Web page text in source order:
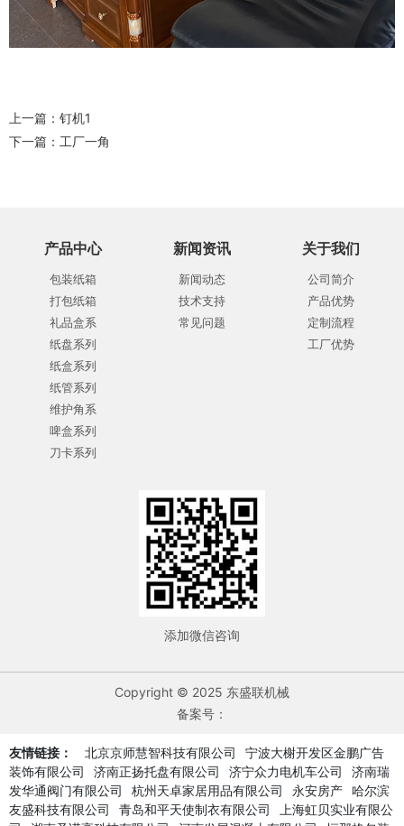
上一篇： 钉机1
下一篇： 工厂一角
产品中心
包装纸箱
打包纸箱
礼品盒系
纸盘系列
纸盒系列
纸管系列
维护角系
啤盒系列
刀卡系列
新闻资讯
新闻动态
技术支持
常见问题
关于我们
公司简介
产品优势
定制流程
工厂优势
添加微信咨询
Copyright © 2025 东盛联机械
备案号：
友情链接： 北京京师慧智科技有限公司
宁波大榭开发区金鹏广告
装饰有限公司
济南正扬托盘有限公司 济宁众力电机车公司
济南瑞
发华通阀门有限公司
杭州天卓家居用品有限公司 永安房产 哈尔滨
友盛科技有限公司
青岛和平天使制衣有限公司
上海虹贝实业有限公